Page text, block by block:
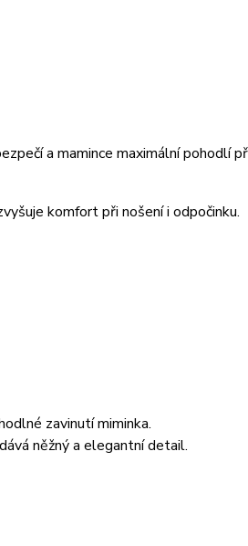
a mamince maximální pohodlí
komfort při nošení i odpočinku.
zavinutí miminka.
něžný a elegantní detail.